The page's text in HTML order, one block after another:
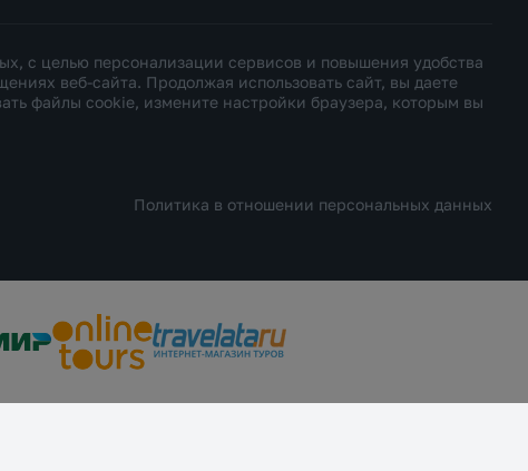
с целью персонализации сервисов и повышения удобства
веб-сайта. Продолжая использовать сайт, вы даете
файлы cookie, измените настройки браузера, которым вы
Политика в отношении персональных данных